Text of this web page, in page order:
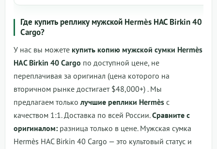
Где купить реплику мужской Hermès HAC Birkin 40
Cargo?
У нас вы можете купить копию мужской сумки Hermès
HAC Birkin 40 Cargo по доступной цене, не
переплачивая за оригинал (цена которого на
вторичном рынке достигает $48,000+) . Мы
предлагаем тольколучшие реплики Hermès с
качеством 1:1. Доставка по всей России.Сравните с
оригиналом: разница только в цене. Мужская сумка
Hermès HAC Birkin 40 Cargo — это культовый статус и